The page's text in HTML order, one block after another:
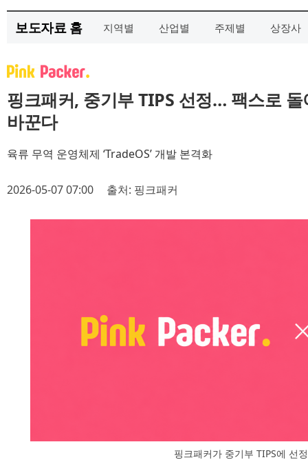
보도자료 홈 지역별 산업별 주제별 상장사
핑크패커, 중기부 TIPS 선정… 팩스로
바꾼다
육류 무역 운영체제 ‘TradeOS’ 개발 본격화
2026-05-07 07:00 출처: 핑크패커
핑크패커가 중기부 TIPS에 선